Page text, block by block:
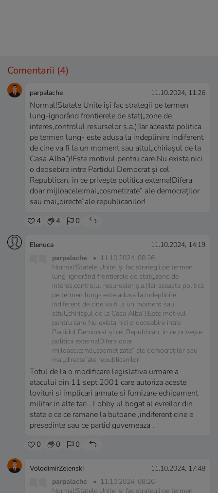
Comentarii (4)
parpalache 11.10.2024, 11:26
Normal!Statele Unite iși fac strategii pe termen
lung-ignorând frontierele de stat(„zone de
interes,controlul resurselor ș.a.)!Iar aceasta politica
pe termen lung- este adusa la indeplinire indiferent
de cine va fi la un moment sau altul„chiriașul de la
Casa Alba”)!Este motivul pentru care Nu exista nici
o deosebire intre Partidul Democrat și cel
Republican, in ce privește politica externa!Difera
doar mijloacele:mai„cosmetizate” ale democraților
sau mai„directe”ale republicanilor!
4 4 0
Elenuca
11.10.2024, 14:19
parpalache
• 11.10.2024, 08:26
Normal!Statele Unite iși fac strategii pe termen
lung-ignorând frontierele de stat(„zone de
interes,controlul resurselor ș.a.)!Iar aceasta politica
pe termen lung- este adusa la indeplinire
indiferent de cine va fi la un moment sau
altul„chiriașul de la Casa Alba”)!Este motivul
pentru care Nu exista nici o deosebire intre
Partidul Democrat și cel Republican, in ce privește
politica externa!Difera doar
mijloacele:mai„cosmetizate” ale democraților sau
mai„directe”ale republicanilor!
Totul de la o modificare legislativa urmare a
atacului din 11 sept 2001 care autoriza aceste
lovituri si implicari armate si furnizare echipament
militar in alte tari . Lobby ul bogat al evreilor din
state e ce ce ramane la butoane ,indiferent cine e
presedinte sau ce partid guverneaza .
0 0 0
VolodimirZelenski
11.10.2024, 17:48
parpalache
• 11.10.2024, 08:26
Normal!Statele Unite iși fac strategii pe termen